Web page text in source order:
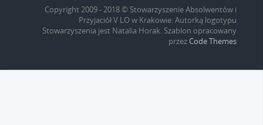
Copyright 2009 - 2018 © Stowarzyszenie Absolwentów i
Przyjaciół V LO w Krakowie. Autorką logotypu
Stowarzyszenia jest Natalia Horak. Szablon opracowany
przezCode Themes